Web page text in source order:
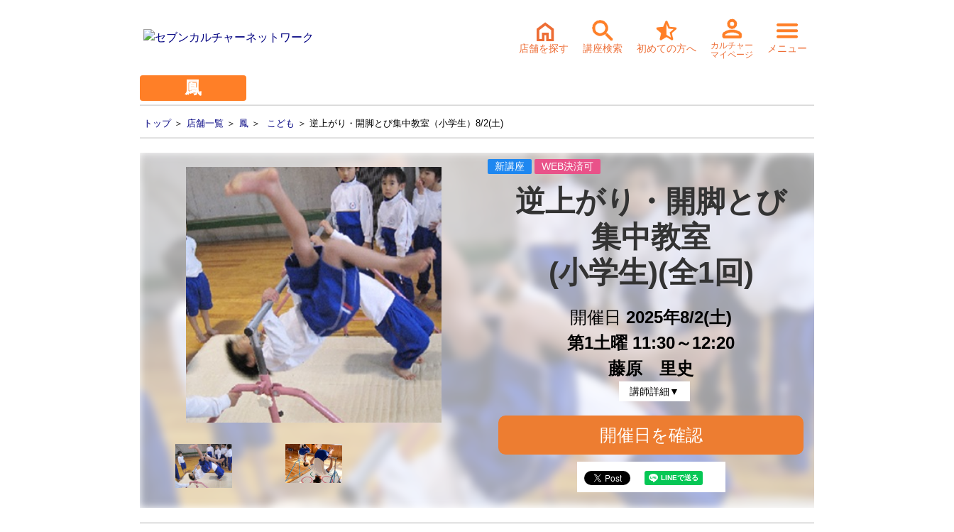
店舗を探す 講座検索 初めての方へ
カルチャー
マイページ
メニュー
鳳
トップ＞ 店舗一覧 ＞ 鳳 ＞ こども ＞ 逆上がり・開脚とび集中教室（小学生）8/2(土)
新講座 WEB決済可
逆上がり・開脚とび
集中教室
(小学生)(全1回)
開催日 2025年8/2(土)
第1土曜 11:30～12:20
藤原 里史
講師詳細▼
開催日を確認